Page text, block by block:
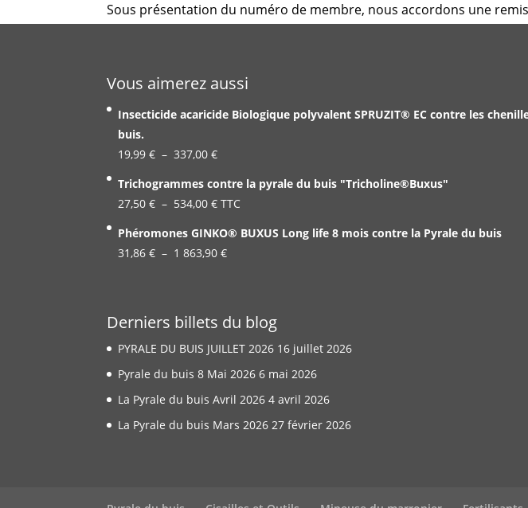
Sous présentation du numéro de membre, nous accordons une
Vous aimerez aussi
Insecticide acaricide Biologique polyvalent SPRUZIT® EC contre les
buis.
19,99€ – 337,00€Plage
prix :
19,99 €
à
337,00 €
Trichogrammes contre la pyrale du buis "Tricholine®Buxus"
27,50€ – 534,00€Plage
prix :
27,50 €
TTC
Phéromones GINKO® BUXUS Long life 8 mois contre la Pyrale du buis
31,86€ – 1 863,90€Plage
à
1
863,90 €
Derniers billets du blog
PYRALE DU BUIS JUILLET 2026 16 juillet 2026
Pyrale du buis 8 Mai 2026 6 mai 2026
La Pyrale du buis Avril 2026 4 avril 2026
La Pyrale du buis Mars 2026 27 février 2026